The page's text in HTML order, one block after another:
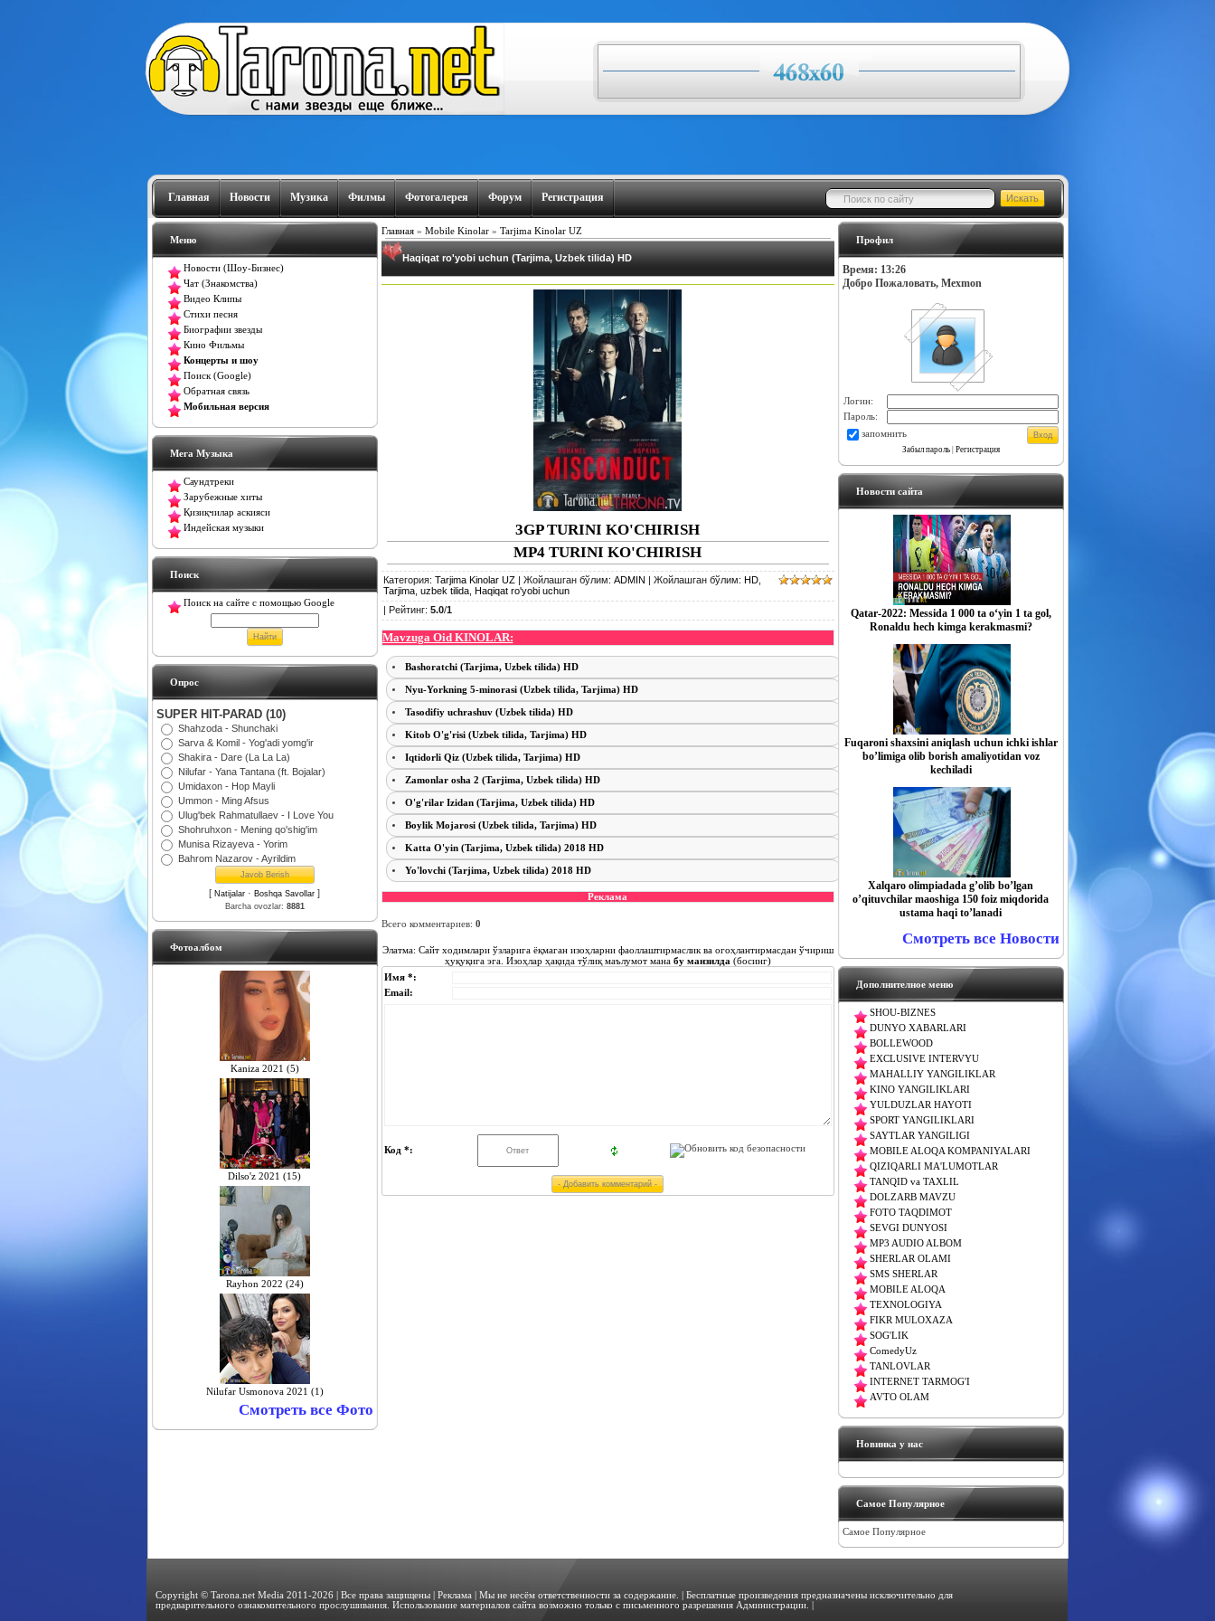
Главная Новости Музика Филмы Фотогалерея Форум Регистрация
Меню
Новости (Шоу-Бизнес)
Чат (Знакомства)
Видео Клипы
Стихи песня
Биографии звезды
Кино Фильмы
Концерты и шоу
Поиск (Google)
Обратная связь
Мобильная версия
Мега Музыка
Саундтреки
Зарубежные хиты
Қизиқчилар аскияси
Индейская музыки
Поиск
Поиск на сайте с помощью Google
Oпрос
SUPER HIT-PARAD (10)
Shahzoda - Shunchaki
Sarva & Komil - Yog'adi yomg'ir
Shakira - Dare (La La La)
Nilufar - Yana Tantana (ft. Bojalar)
Umidaxon - Hop Mayli
Ummon - Ming Afsus
Ulug'bek Rahmatullaev - I Love You
Shohruhxon - Mening qo'shig'im
Munisa Rizayeva - Yorim
Bahrom Nazarov - Ayrildim
[ Natijalar · Boshqa Savollar ]
Barcha ovozlar: 8881
Фотоалбом
Kaniza 2021 (5)
Dilso'z 2021 (15)
Rayhon 2022 (24)
Nilufar Usmonova 2021 (1)
Смотреть все Фото
Главная» Mobile Kinolar» Tarjima Kinolar UZ
Haqiqat ro'yobi uchun (Tarjima, Uzbek tilida) HD
3GP TURINI KO'CHIRISH
MP4 TURINI KO'CHIRISH
Категория: Tarjima Kinolar UZ| Жойлашган бўлим: ADMIN | Жойлашган бўлим: HD,
Tarjima, uzbek tilida, Haqiqat ro'yobi uchun
| Рейтинг: 5.0/1
Mavzuga Oid KINOLAR:
Bashoratchi (Tarjima, Uzbek tilida) HD
Nyu-Yorkning 5-minorasi (Uzbek tilida, Tarjima) HD
Tasodifiy uchrashuv (Uzbek tilida) HD
Kitob O'g'risi (Uzbek tilida, Tarjima) HD
Iqtidorli Qiz (Uzbek tilida, Tarjima) HD
Zamonlar osha 2 (Tarjima, Uzbek tilida) HD
O'g'rilar Izidan (Tarjima, Uzbek tilida) HD
Boylik Mojarosi (Uzbek tilida, Tarjima) HD
Katta O'yin (Tarjima, Uzbek tilida) 2018 HD
Yo'lovchi (Tarjima, Uzbek tilida) 2018 HD
Реклама
Всего комментариев: 0
Элатма: Сайт ходимлари ўзларига ёқмаган изоҳларни фаоллаштирмаслик ва огоҳлантирмасдан ўчириш
ҳуқуқига эга. Изоҳлар ҳақида тўлиқ маълумот манабу манзилда (босинг)
Имя *:
Email:
Код *:
Профил
Время: 13:26
Добро Пожаловать, Mexmon
Логин:
Пароль:
запомнить
Забыл пароль| Регистрация
Новости сайта
Qatar-2022: Messida 1 000 ta o‘yin 1 ta gol,
Ronaldu hech kimga kerakmasmi?
Fuqaroni shaxsini aniqlash uchun ichki ishlar
boʼlimiga olib borish amaliyotidan voz
kechiladi
Xalqaro olimpiadada gʼolib boʼlgan
oʼqituvchilar maoshiga 150 foiz miqdorida
ustama haqi toʼlanadi
Смотреть все Новости
Дополнителное меню
SHOU-BIZNES
DUNYO XABARLARI
BOLLEWOOD
EXCLUSIVE INTERVYU
MAHALLIY YANGILIKLAR
KINO YANGILIKLARI
YULDUZLAR HAYOTI
SPORT YANGILIKLARI
SAYTLAR YANGILIGI
MOBILE ALOQA KOMPANIYALARI
QIZIQARLI MA'LUMOTLAR
TANQID va TAXLIL
DOLZARB MAVZU
FOTO TAQDIMOT
SEVGI DUNYOSI
MP3 AUDIO ALBOM
SHERLAR OLAMI
SMS SHERLAR
MOBILE ALOQA
TEXNOLOGIYA
FIKR MULOXAZA
SOG'LIK
ComedyUz
TANLOVLAR
INTERNET TARMOG'I
AVTO OLAM
Новинка у нас
Самое Популярное
Самое Популярное
Copyright © Tarona.net Media 2011-2026 | Все права защищены |Реклама
| Мы не несём ответственности за содержание. | Бесплатные произведения предназначены исключительно для
предварительного ознакомительного прослушивания. Использование материалов сайта возможно только с письменного разрешения Администрации. |